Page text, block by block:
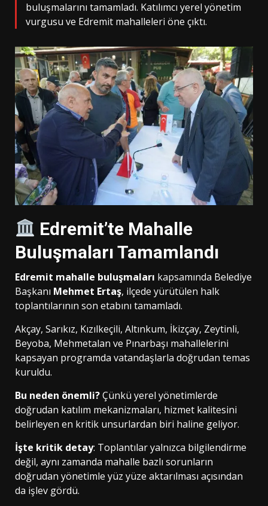
buluşmalarını tamamladı. Katılımcı yerel yönetim
vurgusu ve Edremit mahalleleri öne çıktı.
Edremit’te Mahalle
Buluşmaları Tamamlandı
Edremit mahalle buluşmaları kapsamında Belediye
Başkanı Mehmet Ertaş, ilçede yürütülen halk
toplantılarının son etabını tamamladı.
Akçay, Sarıkız, Kızılkeçili, Altınkum, İkizçay, Zeytinli,
Beyoba, Mehmetalan ve Pınarbaşı mahallelerini
kapsayan programda vatandaşlarla doğrudan temas
kuruldu.
Bu neden önemli?Çünkü yerel yönetimlerde
doğrudan katılım mekanizmaları, hizmet kalitesini
belirleyen en kritik unsurlardan biri haline geliyor.
İşte kritik detay: Toplantılar yalnızca bilgilendirme
değil, aynı zamanda mahalle bazlı sorunların
doğrudan yönetimle yüz yüze aktarılması açısından
da işlev gördü.